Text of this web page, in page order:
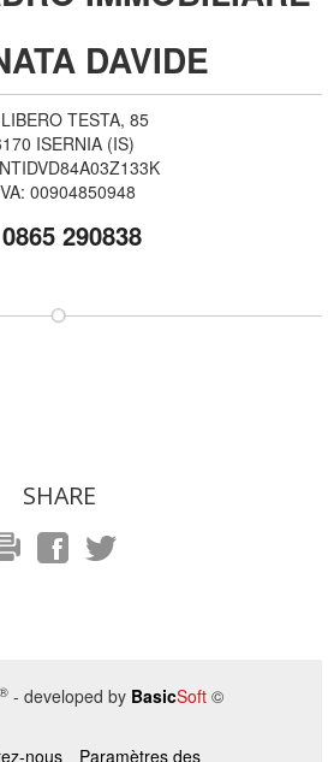
DAVIDE
TESTA, 85
ISERNIA (IS)
NTIDVD84A03Z133K
00904850948
0865 290838
SHARE
® - developed by BasicSoft ©
nous Paramètres des